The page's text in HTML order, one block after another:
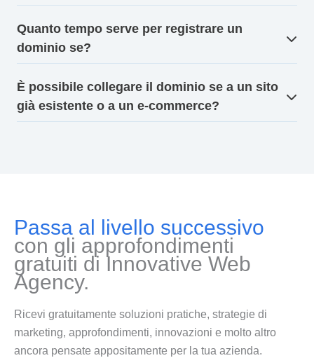
Quanto tempo serve per registrare un
dominio se?
È possibile collegare il dominio se a un sito
già esistente o a un e-commerce?
Passa al livello successivo
con gli approfondimenti
gratuiti di Innovative Web
Agency.
Ricevi gratuitamente soluzioni pratiche, strategie di
marketing, approfondimenti, innovazioni e molto altro
ancora pensate appositamente per la tua azienda.